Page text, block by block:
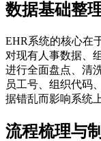
数据基础整
EHR系统的核心在
对现有人事数据、
进行全面盘点、清
员工号、组织代码
据错乱而影响系统
流程梳理与